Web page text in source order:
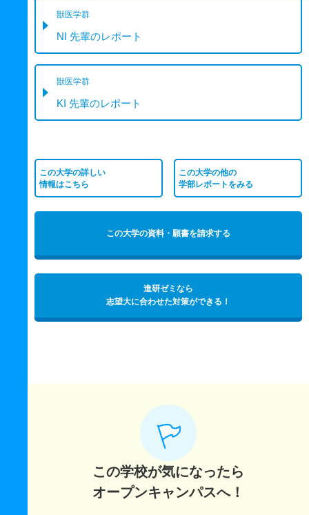
獣医学群
NI 先輩のレポート
獣医学群
KI 先輩のレポート
この大学の詳しい
情報はこちら
この大学の他の
学部レポートをみる
この大学の資料・願書を請求する
進研ゼミなら
志望大に合わせた対策ができる！
この学校が気になったら
オープンキャンパスへ！